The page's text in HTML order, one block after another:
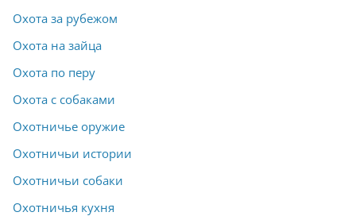
Охота за рубежом
Охота на зайца
Охота по перу
Охота с собаками
Охотничье оружие
Охотничьи истории
Охотничьи собаки
Охотничья кухня